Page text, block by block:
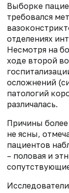
Выборке
требовался
отделениях
Несмотря на
ходе второй
осложнений
патологий
различалась.
Причины более
не ясны,
пациентов
– половая и